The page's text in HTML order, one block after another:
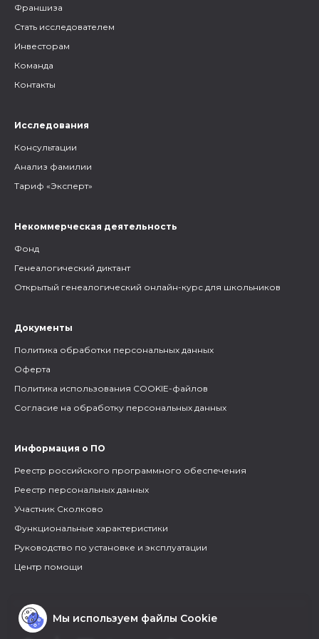
Франшиза
Стать исследователем
Инвесторам
Команда
Контакты
Исследования
Консультации
Анализ фамилии
Тариф «Эксперт»
Некоммерческая деятельность
Фонд
Генеалогический диктант
Открытый генеалогический онлайн-курс для школьников
Документы
Политика обработки персональных данных
Оферта
Политика использования COOKIE-файлов
Согласие на обработку персональных данных
Информация о ПО
Реестр российского программного обеспечения
Реестр персональных данных
Участник Сколково
Функциональные характеристики
Руководство по установке и эксплуатации
Центр помощи
Мы используем файлы Cookie